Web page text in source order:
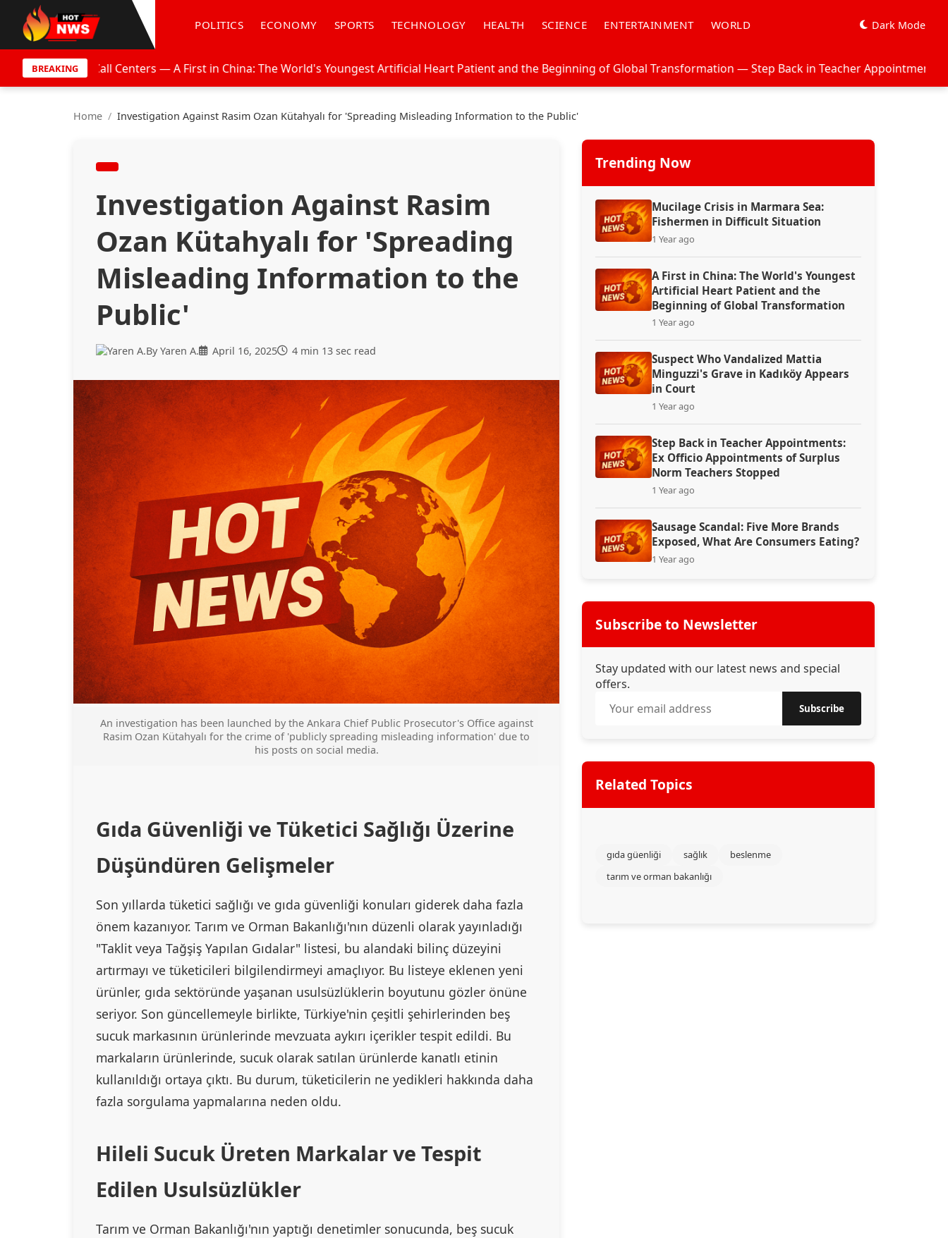
POLITICS ECONOMY SPORTS TECHNOLOGY HEALTH SCIENCE ENTERTAINMENT WORLD Dark Mode
BREAKING— A First in China: The World's Youngest Artificial Heart Patient and the Beginning of Global Transformation — Step Back in Teacher Appointments: Ex Officio
Home / Investigation Against Rasim Ozan Kütahyalı for 'Spreading Misleading Information to the Public'
Investigation Against Rasim
Ozan Kütahyalı for 'Spreading
Misleading Information to the
Public'
By Yaren A. April 16, 2025 4 min 13 sec read
An investigation has been launched by the Ankara Chief Public Prosecutor's Office against
Rasim Ozan Kütahyalı for the crime of 'publicly spreading misleading information' due to
his posts on social media.
Gıda Güvenliği ve Tüketici Sağlığı Üzerine
Düşündüren Gelişmeler
Son yıllarda tüketici sağlığı ve gıda güvenliği konuları giderek daha fazla
önem kazanıyor. Tarım ve Orman Bakanlığı'nın düzenli olarak yayınladığı
"Taklit veya Tağşiş Yapılan Gıdalar" listesi, bu alandaki bilinç düzeyini
artırmayı ve tüketicileri bilgilendirmeyi amaçlıyor. Bu listeye eklenen yeni
ürünler, gıda sektöründe yaşanan usulsüzlüklerin boyutunu gözler önüne
seriyor. Son güncellemeyle birlikte, Türkiye'nin çeşitli şehirlerinden beş
sucuk markasının ürünlerinde mevzuata aykırı içerikler tespit edildi. Bu
markaların ürünlerinde, sucuk olarak satılan ürünlerde kanatlı etinin
kullanıldığı ortaya çıktı. Bu durum, tüketicilerin ne yedikleri hakkında daha
fazla sorgulama yapmalarına neden oldu.
Hileli Sucuk Üreten Markalar ve Tespit
Edilen Usulsüzlükler
Tarım ve Orman Bakanlığı'nın yaptığı denetimler sonucunda, beş sucuk
Trending Now
Mucilage Crisis in Marmara Sea:
Fishermen in Difficult Situation
1 Year ago
A First in China: The World's Youngest
Artificial Heart Patient and the
Beginning of Global Transformation
1 Year ago
Suspect Who Vandalized Mattia
Minguzzi's Grave in Kadıköy Appears
in Court
1 Year ago
Step Back in Teacher Appointments:
Ex Officio Appointments of Surplus
Norm Teachers Stopped
1 Year ago
Sausage Scandal: Five More Brands
Exposed, What Are Consumers Eating?
1 Year ago
Subscribe to Newsletter
Stay updated with our latest news and special
offers.
Subscribe
Related Topics
gıda güenliği sağlık
beslenme
tarım ve orman bakanlığı